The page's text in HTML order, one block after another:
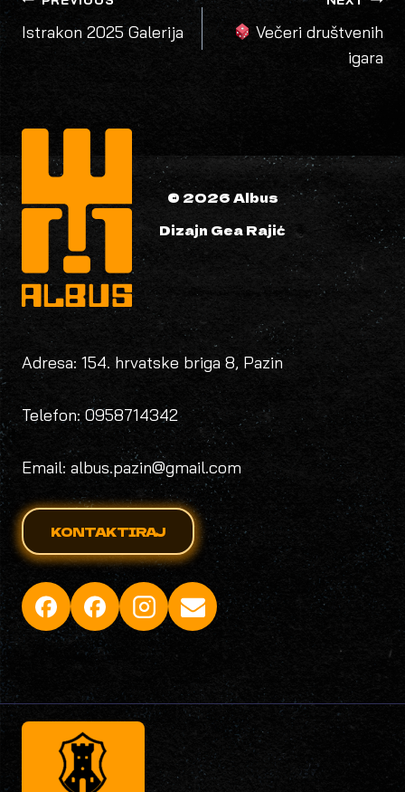
NAVIGATION
Istrakon 2025 Galerija
Večeri društvenih
igara
© 2026 Albus
Dizajn Gea Rajić
Adresa: 154. hrvatske briga 8, Pazin
Telefon: 0958714342
Email: albus.pazin@gmail.com
KONTAKTIRAJ